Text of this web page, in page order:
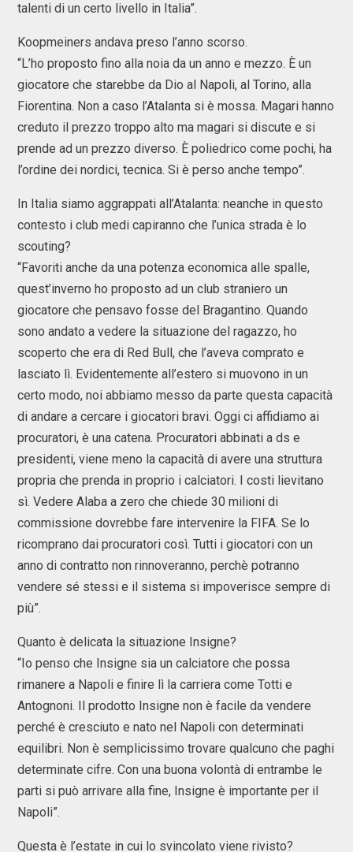
talenti di un certo livello in Italia”.
Koopmeiners andava preso l’anno scorso.
“L’ho proposto fino alla noia da un anno e mezzo. È un
giocatore che starebbe da Dio al Napoli, al Torino, alla
Fiorentina. Non a caso l’Atalanta si è mossa. Magari hanno
creduto il prezzo troppo alto ma magari si discute e si
prende ad un prezzo diverso. È poliedrico come pochi, ha
l’ordine dei nordici, tecnica. Si è perso anche tempo”.
In Italia siamo aggrappati all’Atalanta: neanche in questo
contesto i club medi capiranno che l’unica strada è lo
scouting?
“Favoriti anche da una potenza economica alle spalle,
quest’inverno ho proposto ad un club straniero un
giocatore che pensavo fosse del Bragantino. Quando
sono andato a vedere la situazione del ragazzo, ho
scoperto che era di Red Bull, che l’aveva comprato e
lasciato lì. Evidentemente all’estero si muovono in un
certo modo, noi abbiamo messo da parte questa capacità
di andare a cercare i giocatori bravi. Oggi ci affidiamo ai
procuratori, è una catena. Procuratori abbinati a ds e
presidenti, viene meno la capacità di avere una struttura
propria che prenda in proprio i calciatori. I costi lievitano
sì. Vedere Alaba a zero che chiede 30 milioni di
commissione dovrebbe fare intervenire la FIFA. Se lo
ricomprano dai procuratori così. Tutti i giocatori con un
anno di contratto non rinnoveranno, perchè potranno
vendere sé stessi e il sistema si impoverisce sempre di
più”.
Quanto è delicata la situazione Insigne?
“Io penso che Insigne sia un calciatore che possa
rimanere a Napoli e finire lì la carriera come Totti e
Antognoni. Il prodotto Insigne non è facile da vendere
perché è cresciuto e nato nel Napoli con determinati
equilibri. Non è semplicissimo trovare qualcuno che paghi
determinate cifre. Con una buona volontà di entrambe le
parti si può arrivare alla fine, Insigne è importante per il
Napoli”.
Questa è l’estate in cui lo svincolato viene rivisto?